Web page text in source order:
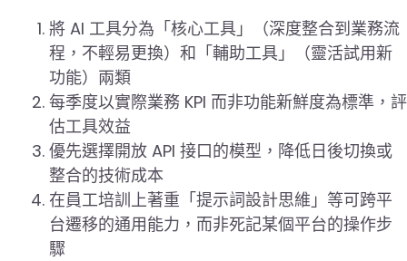
將 AI 工具分為「核心工具」（深度整合到業務流
程，不輕易更換）和「輔助工具」（靈活試用新
功能）兩類
每季度以實際業務 KPI 而非功能新鮮度為標準，評
估工具效益
優先選擇開放 API 接口的模型，降低日後切換或
整合的技術成本
在員工培訓上著重「提示詞設計思維」等可跨平
台遷移的通用能力，而非死記某個平台的操作步
驟